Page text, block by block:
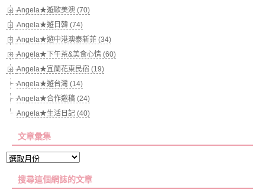
Angela★遊歐美澳 (70)
Angela★遊日韓 (74)
Angela★遊中港澳泰新菲 (34)
Angela★下午茶&美食心情 (60)
Angela★宜蘭花東民宿 (19)
Angela★遊台灣 (14)
Angela★合作邀稿 (24)
Angela★生活日記 (40)
文章彙集
文
彙
搜尋這個網誌的文章